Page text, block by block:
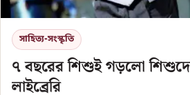
সাহিত্য-সংস্কৃতি
৭ বছরের শিশুই গড়লো
লাইব্রেরি